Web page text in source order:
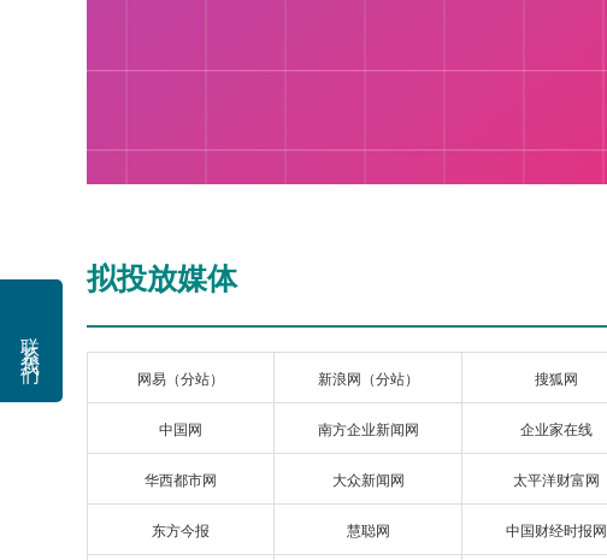
联系我们
拟投放媒体
网易（分站） 新浪网（分站） 搜狐网
中国网 南方企业新闻网 企业家在线
华西都市网 大众新闻网 太平洋财富网
东方今报 慧聪网 中国财经时报网